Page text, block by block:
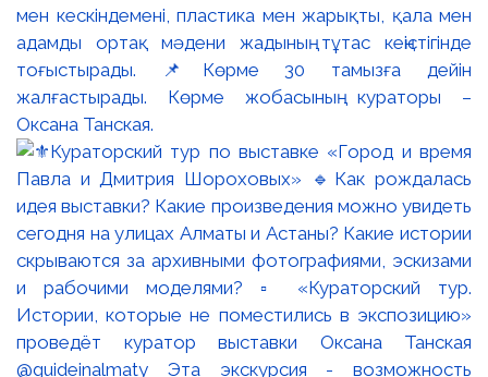
мен кескіндемені, пластика мен жарықты, қала мен
адамды ортақ мәдени жадының тұтас кеңістігінде
тоғыстырады. 📌Көрме 30 тамызға дейін
жалғастырады. Көрме жобасының кураторы –
Оксана Танская.